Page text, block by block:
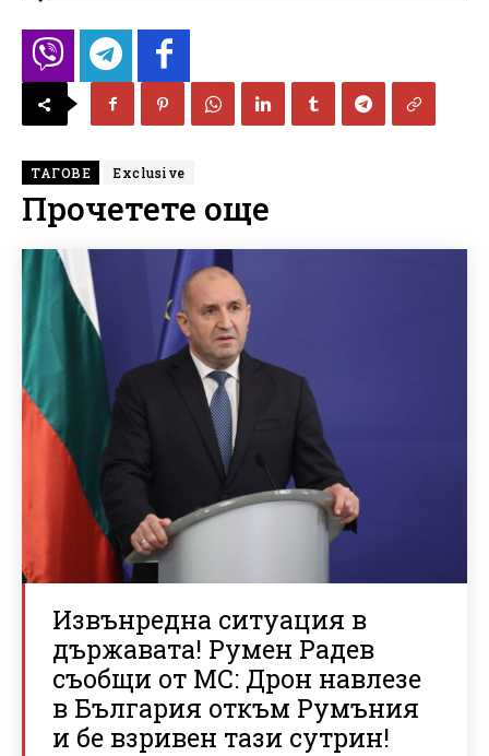
ТАГОВЕ Exclusive
Прочетете още
Извънредна ситуация в
държавата! Румен Радев
съобщи от МС: Дрон навлезе
в България откъм Румъния
и бе взривен тази сутрин!